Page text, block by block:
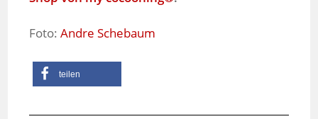
Foto:Andre Schebaum
teilen